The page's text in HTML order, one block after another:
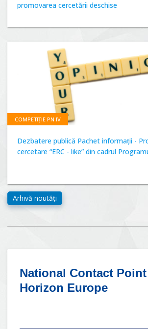
promovarea cercetării deschise
COMPETIȚIE PN IV
Dezbatere publică Pachet informații -
cercetare “ERC - like” din cadrul
National Contact
Horizon Europe